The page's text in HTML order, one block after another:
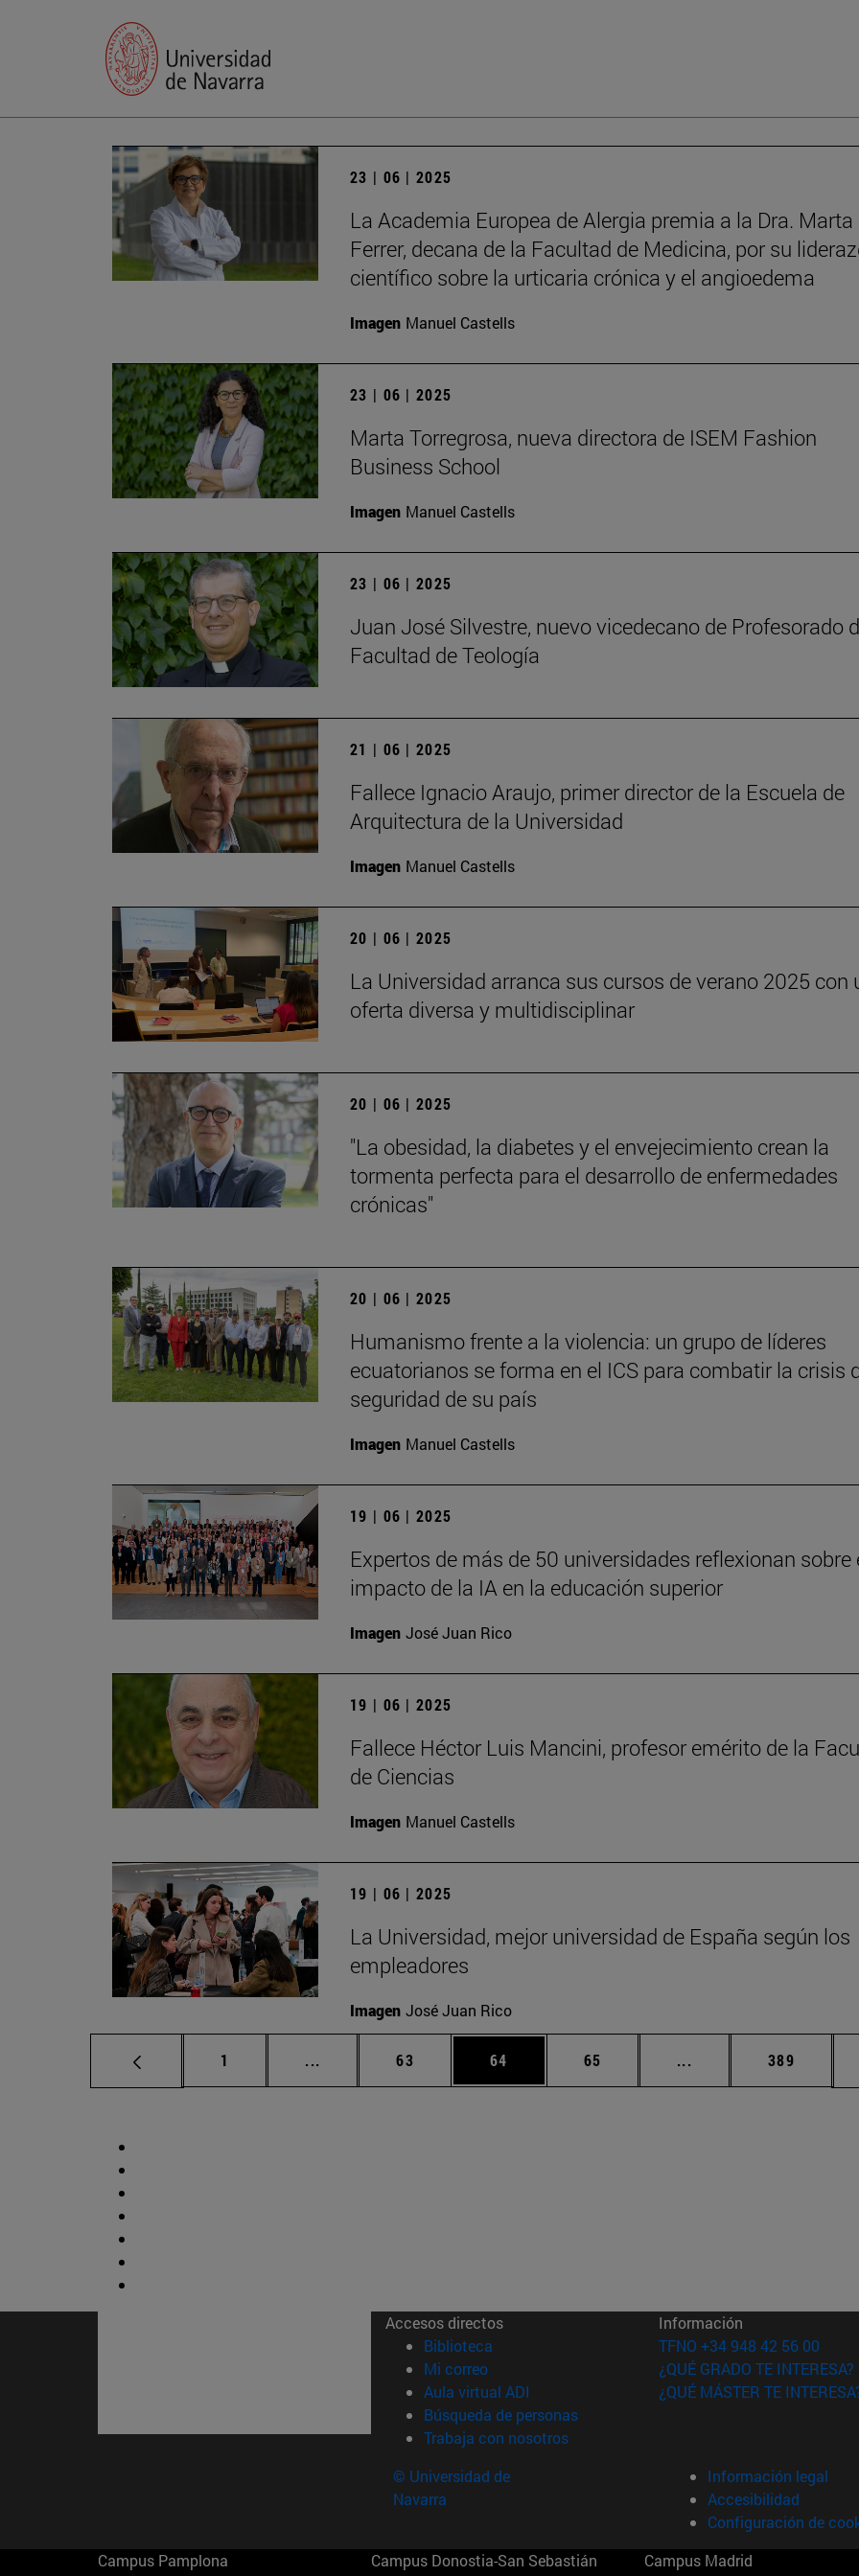
23 | 06 | 2025
La Academia Europea de Alergia premia a la Dra. Marta
Ferrer, decana de la Facultad de Medicina, por su
científico sobre la urticaria crónica y el angioedema
Imagen Manuel Castells
23 | 06 | 2025
Marta Torregrosa, nueva directora de ISEM Fashion
Business School
Imagen Manuel Castells
23 | 06 | 2025
Juan José Silvestre, nuevo vicedecano de Profesorado
Facultad de Teología
21 | 06 | 2025
Fallece Ignacio Araujo, primer director de la Escuela de
Arquitectura de la Universidad
Imagen Manuel Castells
20 | 06 | 2025
La Universidad arranca sus cursos de verano 2025 con
oferta diversa y multidisciplinar
20 | 06 | 2025
"La obesidad, la diabetes y el envejecimiento crean la
tormenta perfecta para el desarrollo de enfermedades
crónicas"
20 | 06 | 2025
Humanismo frente a la violencia: un grupo de líderes
ecuatorianos se forma en el ICS para combatir la crisis
seguridad de su país
Imagen Manuel Castells
19 | 06 | 2025
Expertos de más de 50 universidades reflexionan sobre
impacto de la IA en la educación superior
Imagen José Juan Rico
19 | 06 | 2025
Fallece Héctor Luis Mancini, profesor emérito de la
de Ciencias
Imagen Manuel Castells
19 | 06 | 2025
La Universidad, mejor universidad de España según los
empleadores
Imagen José Juan Rico
Página
1 ... Páginas intermedias Use TAB para desplazarse.
Página
63 Página
64 Página
65 ... Páginas intermedias
Página
389
Accesos directos
Biblioteca (abre en nueva ventana)
Mi correo(abre en nueva ventana)
Aula virtual ADI (abre en nueva ventana)
Búsqueda de personas(abre en nueva ventana)
Trabaja con nosotros(abre en nueva ventana)
Información
TFNO +34 948 42 56 00
¿QUÉ GRADO TE INTERESA?
¿QUÉ MÁSTER TE
© Universidad de
Navarra
Información legal
Accesibilidad
Configuración de
Campus Pamplona
Campus Donostia-San Sebastián
Campus Madrid